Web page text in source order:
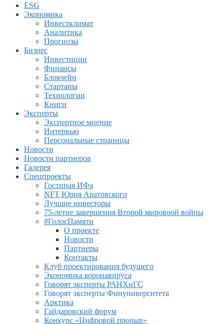
ESG
Экономика
Инвестклимат
Аналитика
Прогнозы
Бизнес
Инвестиции
Финансы
Блокчейн
Стартапы
Технологии
Книги
Эксперты
Экспертное мнение
Интервью
Персональные страницы
Новости
Новости партнеров
Галерея
Спецпроекты
Гостиная ИФа
NFT Юрия Аратовского
Лучшие инвесторы
75-летие завершения Второй мировоой войны
#ГолосПамяти
О проекте
Новости
Партнеры
Контакты
Клуб проектирования будущего
Экономика коронавируса
Говорят эксперты РАНХиГС
Говорят эксперты Финуниверситета
Арктика
Гайдаровский форум
Конкурс «Цифровой прорыв»